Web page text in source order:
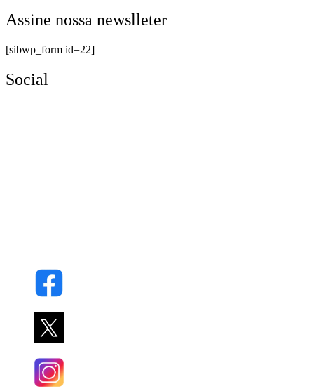
Assine nossa newslleter
[sibwp_form id=22]
Social